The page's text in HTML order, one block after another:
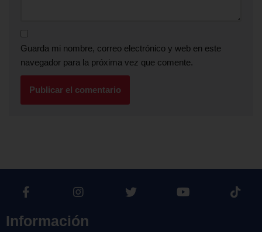
Guarda mi nombre, correo electrónico y web en este
navegador para la próxima vez que comente.
Información